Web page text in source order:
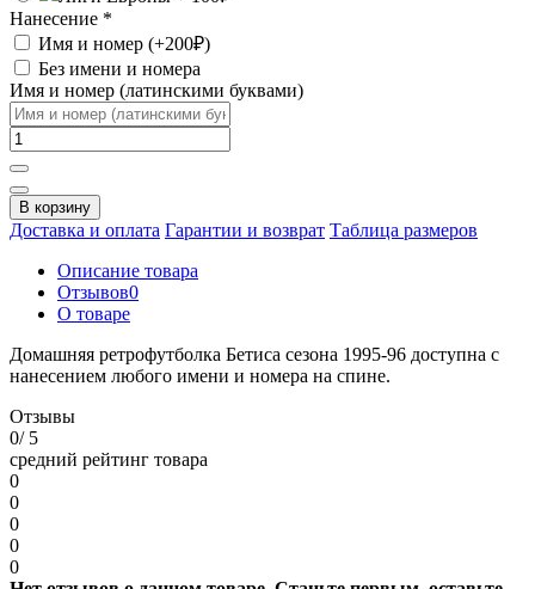
Нанесение *
Имя и номер (+200₽)
Без имени и номера
Имя и номер (латинскими буквами)
В корзину
Доставка и оплата Гарантии и возврат Таблица размеров
Описание товара
Отзывов0
О товаре
Домашняя ретрофутболка Бетиса сезона 1995-96 доступна с
нанесением любого имени и номера на спине.
Отзывы
0/ 5
средний рейтинг товара
0
0
0
0
0